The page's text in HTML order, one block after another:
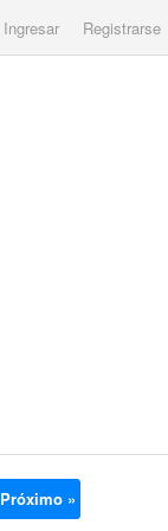
Ingresar Registrarse
Próximo »